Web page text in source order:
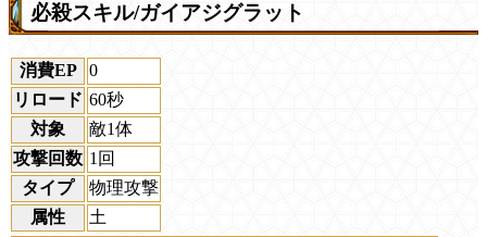
必殺スキル/ガイアジグラット
消費EP
0
リロード 60秒
対象
敵1体
攻撃回数 1回
タイプ
物理攻撃
属性
土